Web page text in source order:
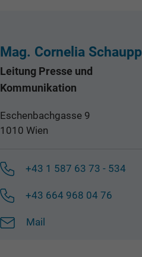
Mag. Cornelia Schaupp
Leitung Presse und
Kommunikation
Eschenbachgasse 9
1010 Wien
+43 1 587 63 73 - 534
+43 664 968 04 76
Mail